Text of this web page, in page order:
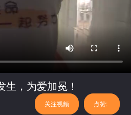
，为爱加冕！
点赞:
关注视频